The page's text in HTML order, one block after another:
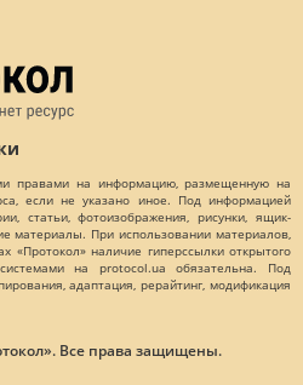
правами на информацию, размещенную на
если не указано иное. Под информацией
статьи, фотоизображения, рисунки, ящик-
материалы. При использовании материалов,
«Протокол» наличие гиперссылки открытого
на protocol.ua обязательна. Под
адаптация, рерайтинг, модификация
Все права защищены.